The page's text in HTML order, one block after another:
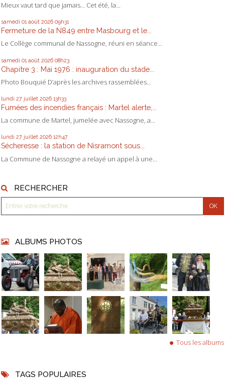
Mieux vaut tard que jamais... Cet été, la...
samedi 01 août 2026 09h31
Fermeture de la N849 entre Masbourg et le...
Le Collège communal de Nassogne, réuni en séance...
samedi 01 août 2026 08h23
Chapitre 3 : Mai 1976 : inauguration du stade...
Photo Bouquié D’après les archives rassemblées...
lundi 27 juillet 2026 13h33
Fumées des incendies français : Martel alerte,...
La commune de Martel, jumelée avec Nassogne, a...
lundi 27 juillet 2026 12h47
Sécheresse : la station de Nisramont sous...
La Commune de Nassogne a relayé un appel à une...
RECHERCHER
ALBUMS PHOTOS
Tous les albums
TAGS POPULAIRES